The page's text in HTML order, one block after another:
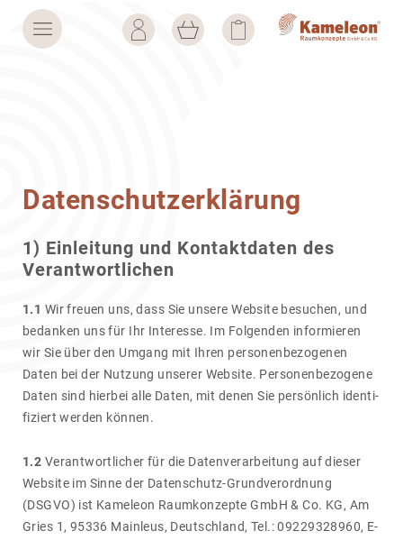
Daten­schutz­er­klä­rung
1) Einlei­tung und Kontakt­daten des
Verant­wort­li­chen
1.1 Wir freuen uns, dass Sie unsere Website besu­chen, und
bedanken uns für Ihr Inter­esse. Im Folgenden infor­mieren
wir Sie über den Umgang mit Ihren perso­nen­be­zo­genen
Daten bei der Nutzung unserer Website. Perso­nen­be­zo­gene
Daten sind hierbei alle Daten, mit denen Sie persön­lich iden­ti­
fi­ziert werden können.
1.2 Verant­wort­li­cher für die Daten­ver­ar­bei­tung auf dieser
Website im Sinne der Daten­schutz-Grund­ver­ord­nung
(DSGVO) ist Kame­leon Raum­kon­zepte GmbH & Co. KG, Am
Gries 1, 95336 Main­leus, Deutsch­land, Tel.: 09229328960, E-